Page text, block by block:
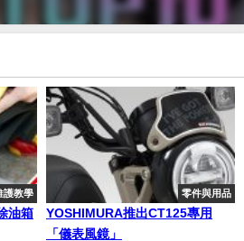
護教學
油箱
零件與用品
YOSHIMURA推出CT125專用
「儀表風鏡」